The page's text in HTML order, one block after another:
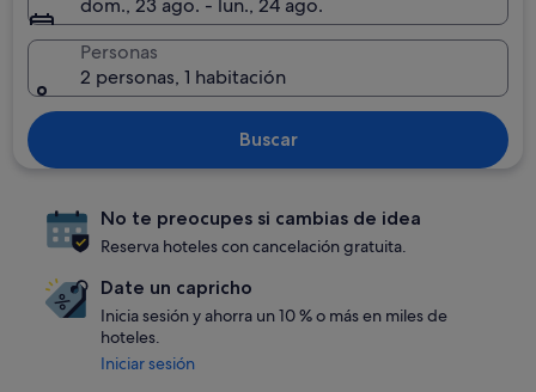
dom., 23 ago. - lun., 24 ago.
Personas
2 personas, 1 habitación
Buscar
No te preocupes si cambias de idea
Reserva hoteles con cancelación gratuita.
Date un capricho
Inicia sesión y ahorra un 10 % o más en miles de
hoteles.
Iniciar sesión